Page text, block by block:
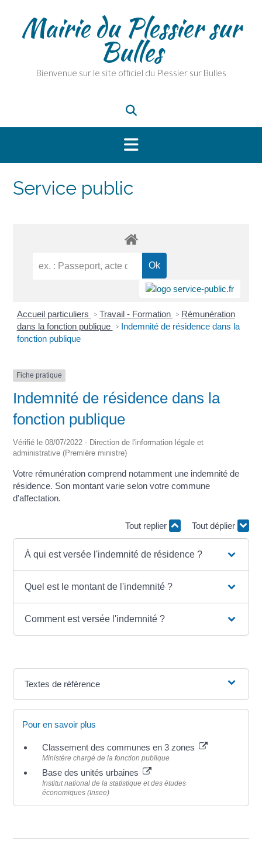
contentMairie du Plessier sur
Bulles
Bienvenue sur le site officiel du Plessier sur Bulles
Service public
Accueil particuliers > Travail - Formation > Rémunération
dans la fonction publique > Indemnité de résidence dans la
fonction publique
Fiche pratique
Indemnité de résidence dans la
fonction publique
Vérifié le 08/07/2022 - Direction de l'information légale et
administrative (Première ministre)
Votre rémunération comprend notamment une indemnité de
résidence. Son montant varie selon votre commune
d'affectation.
Tout replier Tout déplier
À qui est versée l'indemnité de résidence ?
Quel est le montant de l'indemnité ?
Comment est versée l'indemnité ?
Textes de référence
Pour en savoir plus
Classement des communes en 3 zones
Ministère chargé de la fonction publique
Base des unités urbaines
Institut national de la statistique et des études
économiques (Insee)